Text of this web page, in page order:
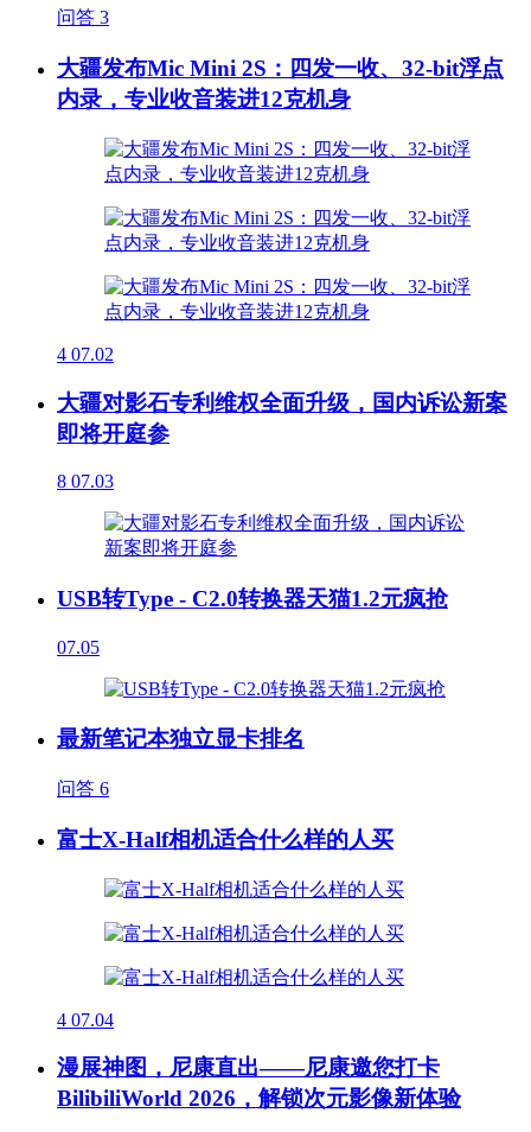
问答 3
大疆发布Mic Mini 2S：四发一收、32-bit浮点
内录，专业收音装进12克机身
4 07.02
大疆对影石专利维权全面升级，国内诉讼新案
即将开庭参
8 07.03
USB转Type - C2.0转换器天猫1.2元疯抢
07.05
最新笔记本独立显卡排名
问答 6
富士X-Half相机适合什么样的人买
4 07.04
漫展神图，尼康直出——尼康邀您打卡
BilibiliWorld 2026，解锁次元影像新体验